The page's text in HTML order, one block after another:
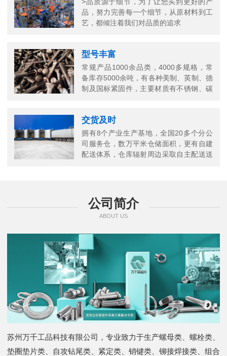
品，努力完善每一个细节，从原材料到工
艺，都倾注着我们对品质的追求
型号丰富
常规产品1000余品类，4000多规格，常
备库存5000余吨，有各种美制、英制、德
制及国标紧固件，主要材质有不锈钢、碳
交货及时
拥有8个产业生产基地，全国20多个分公
司服务仓，数万平米仓储面积，更有自建
配送体系，仓库辐射周边采取自主配送送
公司简介
ABOUT US
苏州万千工品科技有限公司，专业致力于生产螺母类、螺栓类、
垫圈垫片类、自攻钻尾类、紧定类、销键类、铆接焊接类、组合